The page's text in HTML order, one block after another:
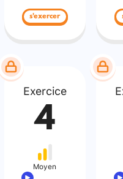
s'exercer
Exercice
4
Moyen